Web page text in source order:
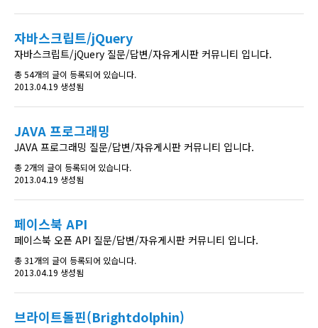
자바스크립트/jQuery
자바스크립트/jQuery 질문/답변/자유게시판 커뮤니티 입니다.
총 54개의 글이 등록되어 있습니다.
2013.04.19 생성됨
JAVA 프로그래밍
JAVA 프로그래밍 질문/답변/자유게시판 커뮤니티 입니다.
총 2개의 글이 등록되어 있습니다.
2013.04.19 생성됨
페이스북 API
페이스북 오픈 API 질문/답변/자유게시판 커뮤니티 입니다.
총 31개의 글이 등록되어 있습니다.
2013.04.19 생성됨
브라이트돌핀(Brightdolphin)